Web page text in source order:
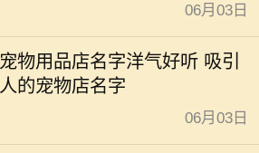
06月03日
宠物用品店名字洋气好听 吸引
人的宠物店名字
06月03日